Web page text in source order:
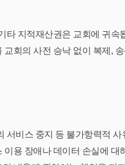
지적재산권은 교회에 귀속
회의 사전 승낙 없이 복제,
비스 중지 등 불가항력적
용 장애나 데이터 손실에 대